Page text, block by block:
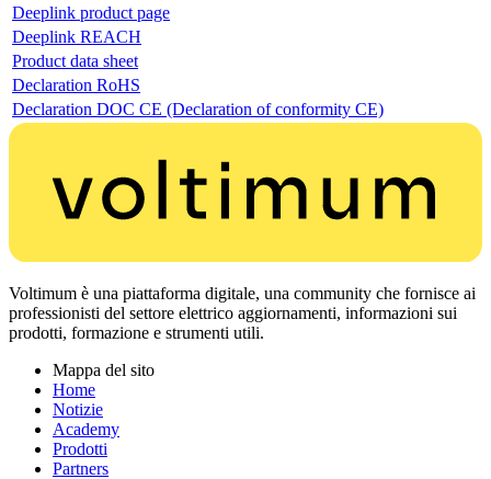
Deeplink product page
Deeplink REACH
Product data sheet
Declaration RoHS
Declaration DOC CE (Declaration of conformity CE)
Voltimum è una piattaforma digitale, una community che fornisce ai
professionisti del settore elettrico aggiornamenti, informazioni sui
prodotti, formazione e strumenti utili.
Mappa del sito
Home
Notizie
Academy
Prodotti
Partners